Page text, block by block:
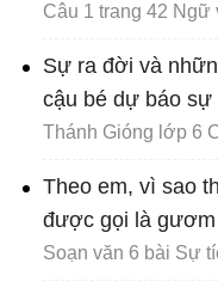
Câu 1 trang 42 Ngữ
Sự ra đời và
cậu bé dự báo sự
Thánh Gióng lớp 6
Theo em, vì sao
được gọi là
Soạn văn 6 bài Sự